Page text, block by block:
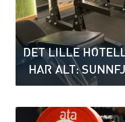
DET LILLE
HAR ALT: